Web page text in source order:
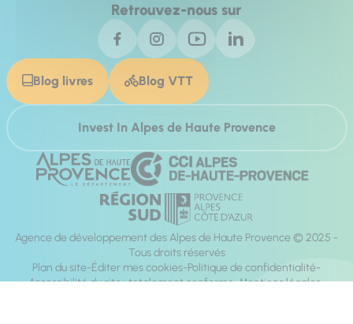
Retrouvez-nous sur
Blog livres Blog VTT
Invest In Alpes de Haute Provence
Agence de développement des Alpes de Haute Provence © 2025 -
Tous droits réservés
Plan du site Éditer mes cookies Politique de confidentialité
Accessibilité du site : totalement conforme Mentions légales